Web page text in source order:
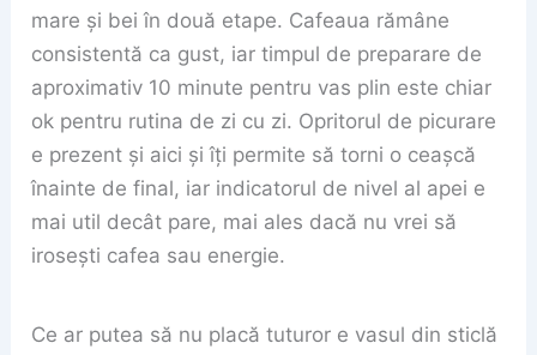
mare și bei în două etape. Cafeaua rămâne
consistentă ca gust, iar timpul de preparare de
aproximativ 10 minute pentru vas plin este chiar
ok pentru rutina de zi cu zi. Opritorul de picurare
e prezent și aici și îți permite să torni o ceașcă
înainte de final, iar indicatorul de nivel al apei e
mai util decât pare, mai ales dacă nu vrei să
irosești cafea sau energie.
Ce ar putea să nu placă tuturor e vasul din sticlă